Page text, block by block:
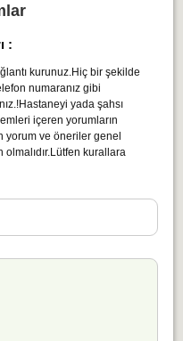
:
kurunuz.Hiç bir şekilde
numaranız gibi
yada şahsı
içeren yorumların
yorum ve öneriler genel
olmalıdır.Lütfen kurallara